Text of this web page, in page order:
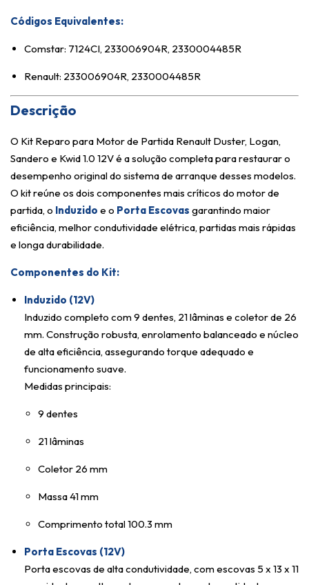
Códigos Equivalentes:
Comstar: 7124CI, 233006904R, 2330004485R
Renault: 233006904R, 2330004485R
Descrição
O Kit Reparo para Motor de Partida Renault Duster, Logan,
Sandero e Kwid 1.0 12V é a solução completa para restaurar o
desempenho original do sistema de arranque desses modelos.
O kit reúne os dois componentes mais críticos do motor de
partida, o Induzido e o Porta Escovas garantindo maior
eficiência, melhor condutividade elétrica, partidas mais rápidas
e longa durabilidade.
Componentes do Kit:
Induzido (12V)
Induzido completo com 9 dentes, 21 lâminas e coletor de 26
mm. Construção robusta, enrolamento balanceado e núcleo
de alta eficiência, assegurando torque adequado e
funcionamento suave.
Medidas principais:
9 dentes
21 lâminas
Coletor 26 mm
Massa 41 mm
Comprimento total 100.3 mm
Porta Escovas (12V)
Porta escovas de alta condutividade, com escovas 5 x 13 x 11